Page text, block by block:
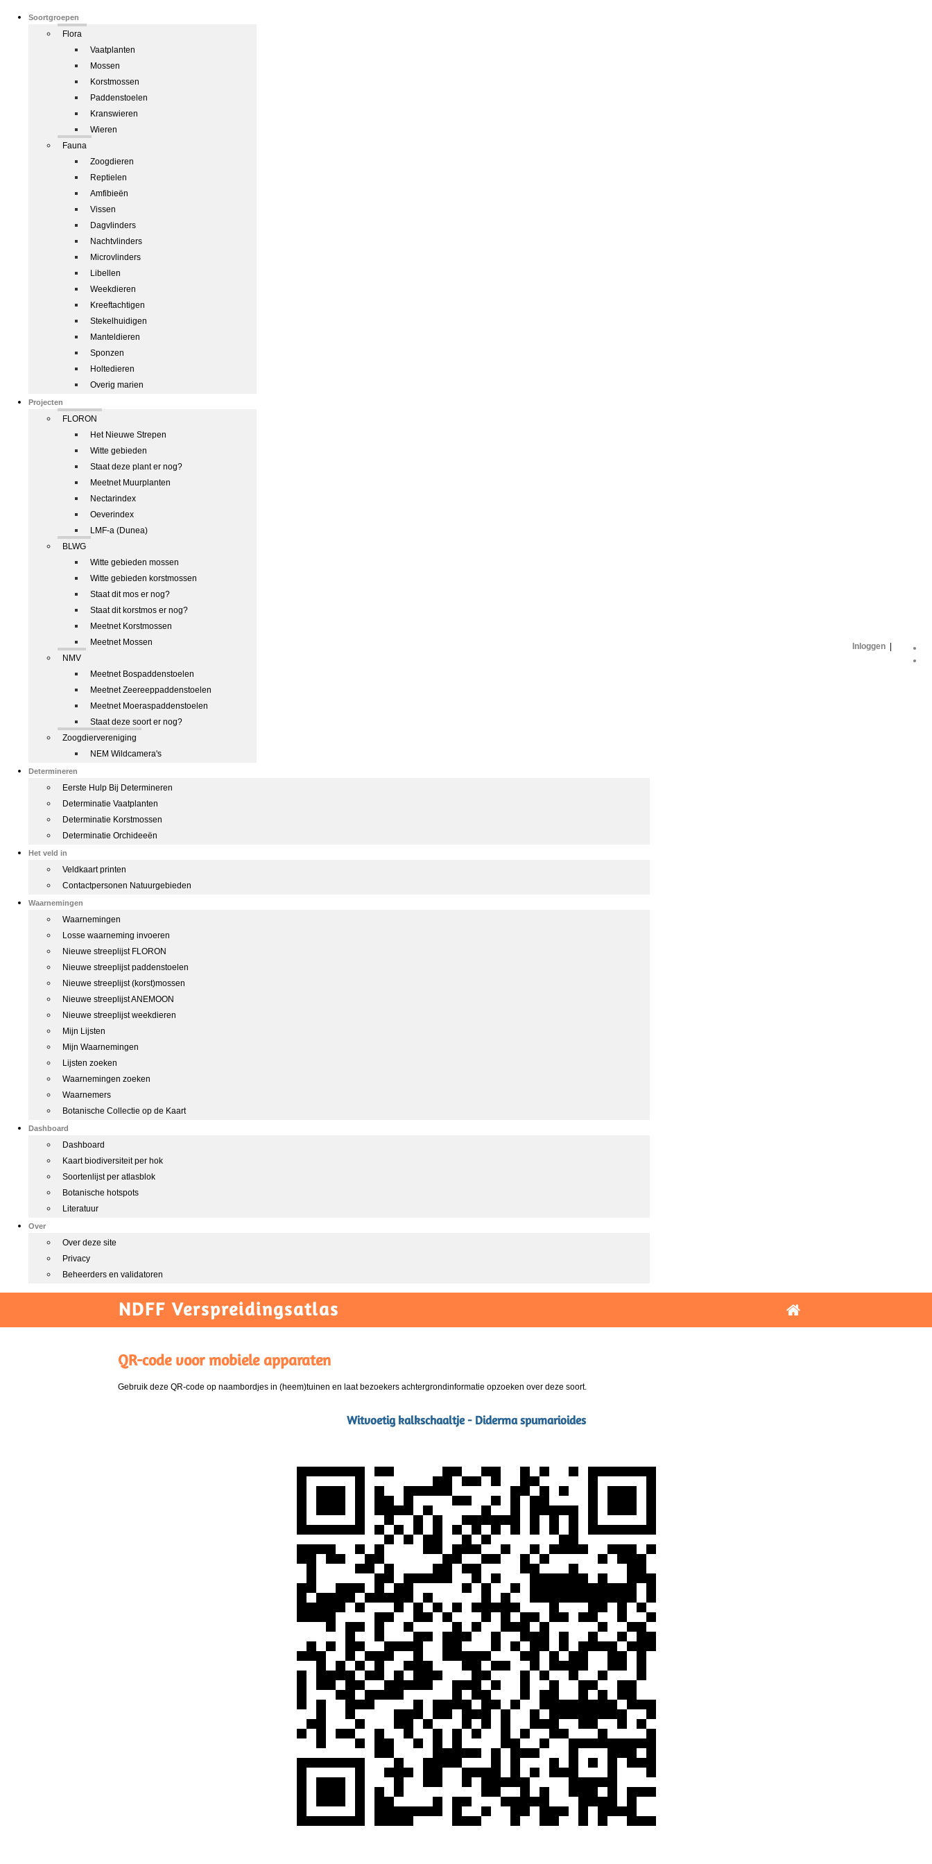
Soortgroepen
Flora
Vaatplanten
Mossen
Korstmossen
Paddenstoelen
Kranswieren
Wieren
Fauna
Zoogdieren
Reptielen
Amfibieën
Vissen
Dagvlinders
Nachtvlinders
Microvlinders
Libellen
Weekdieren
Kreeftachtigen
Stekelhuidigen
Manteldieren
Sponzen
Holtedieren
Overig marien
Projecten
FLORON
Het Nieuwe Strepen
Witte gebieden
Staat deze plant er nog?
Meetnet Muurplanten
Nectarindex
Oeverindex
LMF-a (Dunea)
BLWG
Witte gebieden mossen
Witte gebieden korstmossen
Staat dit mos er nog?
Staat dit korstmos er nog?
Meetnet Korstmossen
Meetnet Mossen
NMV
Meetnet Bospaddenstoelen
Meetnet Zeereeppaddenstoelen
Meetnet Moeraspaddenstoelen
Staat deze soort er nog?
Zoogdiervereniging
NEM Wildcamera's
Determineren
Eerste Hulp Bij Determineren
Determinatie Vaatplanten
Determinatie Korstmossen
Determinatie Orchideeën
Het veld in
Veldkaart printen
Contactpersonen Natuurgebieden
Waarnemingen
Waarnemingen
Losse waarneming invoeren
Nieuwe streeplijst FLORON
Nieuwe streeplijst paddenstoelen
Nieuwe streeplijst (korst)mossen
Nieuwe streeplijst ANEMOON
Nieuwe streeplijst weekdieren
Mijn Lijsten
Mijn Waarnemingen
Lijsten zoeken
Waarnemingen zoeken
Waarnemers
Botanische Collectie op de Kaart
Dashboard
Dashboard
Kaart biodiversiteit per hok
Soortenlijst per atlasblok
Botanische hotspots
Literatuur
Over
Over deze site
Privacy
Beheerders en validatoren
Inloggen
NDFF Verspreidingsatlas
QR-code voor mobiele apparaten
Gebruik deze QR-code op naambordjes in (heem)tuinen en laat bezoekers achtergrondinformatie opzoeken over deze soort.
Witvoetig kalkschaaltje - Diderma spumarioides